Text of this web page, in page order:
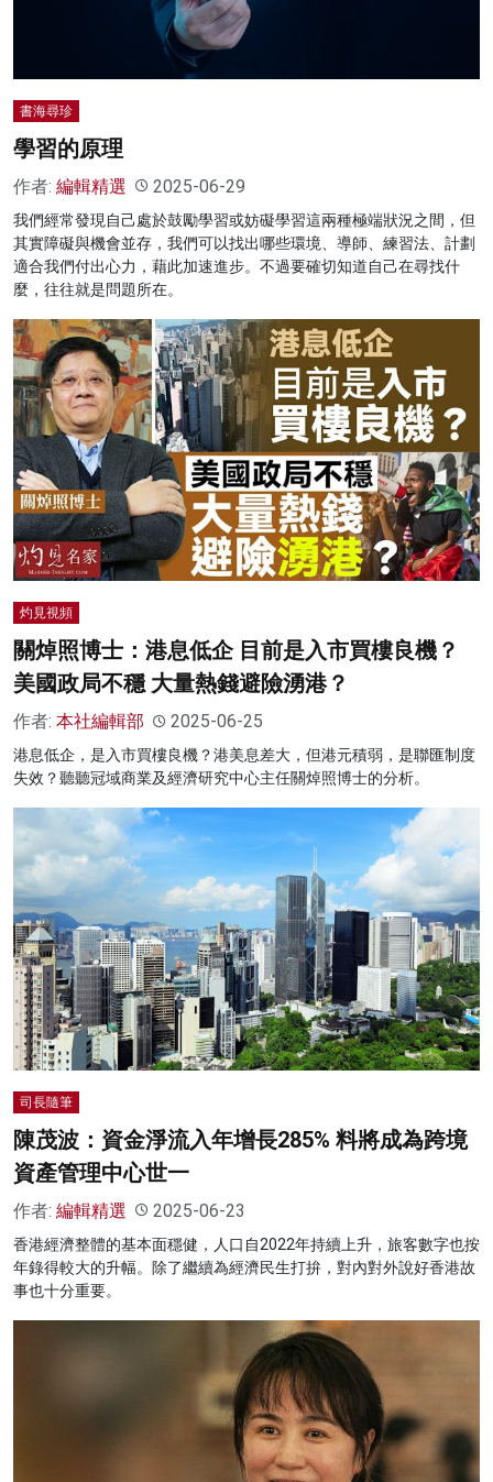
書海尋珍
學習的原理
作者: 編輯精選 2025-06-29
我們經常發現自己處於鼓勵學習或妨礙學習這兩種極端狀況之間，但
其實障礙與機會並存，我們可以找出哪些環境、導師、練習法、計劃
適合我們付出心力，藉此加速進步。不過要確切知道自己在尋找什
麼，往往就是問題所在。
灼見視頻
關焯照博士：港息低企 目前是入市買樓良機？
美國政局不穩 大量熱錢避險湧港？
作者: 本社編輯部 2025-06-25
港息低企，是入市買樓良機？港美息差大，但港元積弱，是聯匯制度
失效？聽聽冠域商業及經濟研究中心主任關焯照博士的分析。
司長隨筆
陳茂波：資金淨流入年增長285% 料將成為跨境
資產管理中心世一
作者: 編輯精選 2025-06-23
香港經濟整體的基本面穩健，人口自2022年持續上升，旅客數字也按
年錄得較大的升幅。除了繼續為經濟民生打拚，對內對外說好香港故
事也十分重要。